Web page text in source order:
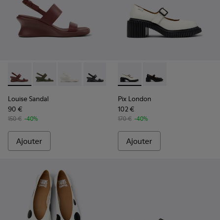
Louise Sandal - K201915-003 - Sandales en cuir bordeaux
Louise Sandal - K201915-004
Louise Sandal - K201915-002 - Sandales en
Louise Sandal - K201915-001
Louise Sandal
90 €
150 € -40%
Ajouter
Pix London - K201876-002
Pix London -
Pix London
102 €
170 € -40%
Ajouter